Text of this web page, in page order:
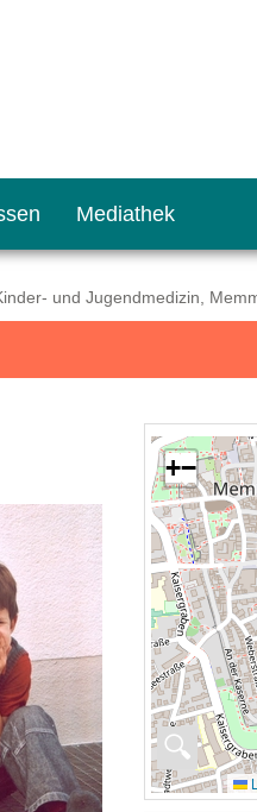
Mediathek
und Jugendmedizin,
🔍
+−